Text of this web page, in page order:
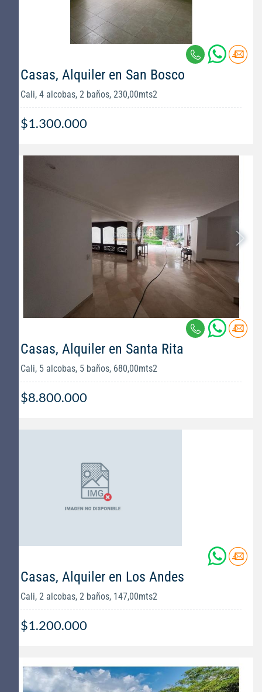
Casas, Alquiler en San Bosco
Cali, 4 alcobas, 2 baños, 230,00mts2
$1.300.000
Casas, Alquiler en Santa Rita
Cali, 5 alcobas, 5 baños, 680,00mts2
$8.800.000
Casas, Alquiler en Los Andes
Cali, 2 alcobas, 2 baños, 147,00mts2
$1.200.000